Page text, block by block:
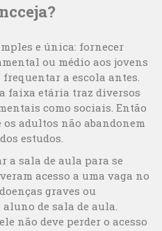
e única: fornecer
ou médio aos jovens
a escola antes.
faixa etária traz diversos
como sociais. Então
adultos não abandonem
estudos.
a sala de aula para se
acesso a uma vaga no
graves ou
de sala de aula.
não deve perder o acesso